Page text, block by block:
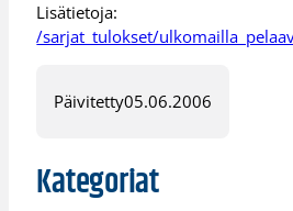
Lisätietoja:
/sarjat_tulokset/
Päivitetty05.06.2006
Kategoriat